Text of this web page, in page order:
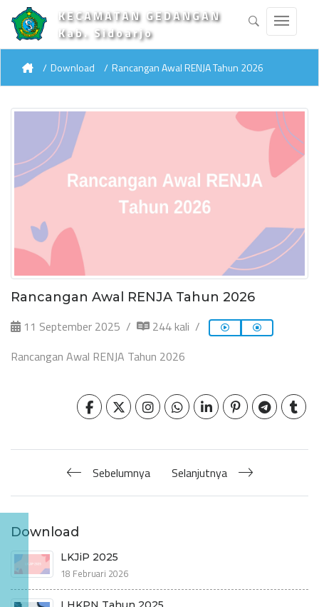
KECAMATAN GEDANGAN
Kab. Sidoarjo
Download Rancangan Awal RENJA Tahun 2026
Rancangan Awal RENJA Tahun 2026
11 September 2025
244 kali
Rancangan Awal RENJA Tahun 2026
Sebelumnya Selanjutnya
Download
LKJiP 2025
18 Februari 2026